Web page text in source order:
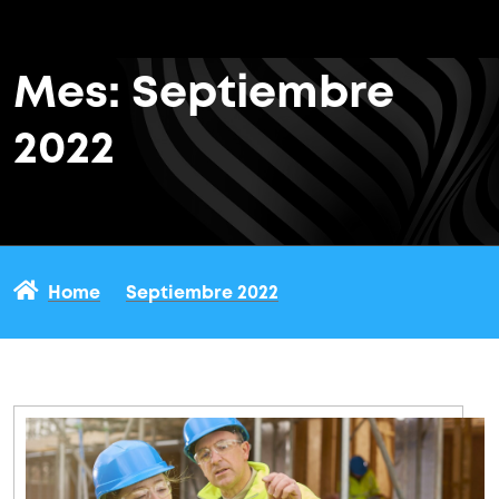
Mes: Septiembre
2022
Home Septiembre 2022